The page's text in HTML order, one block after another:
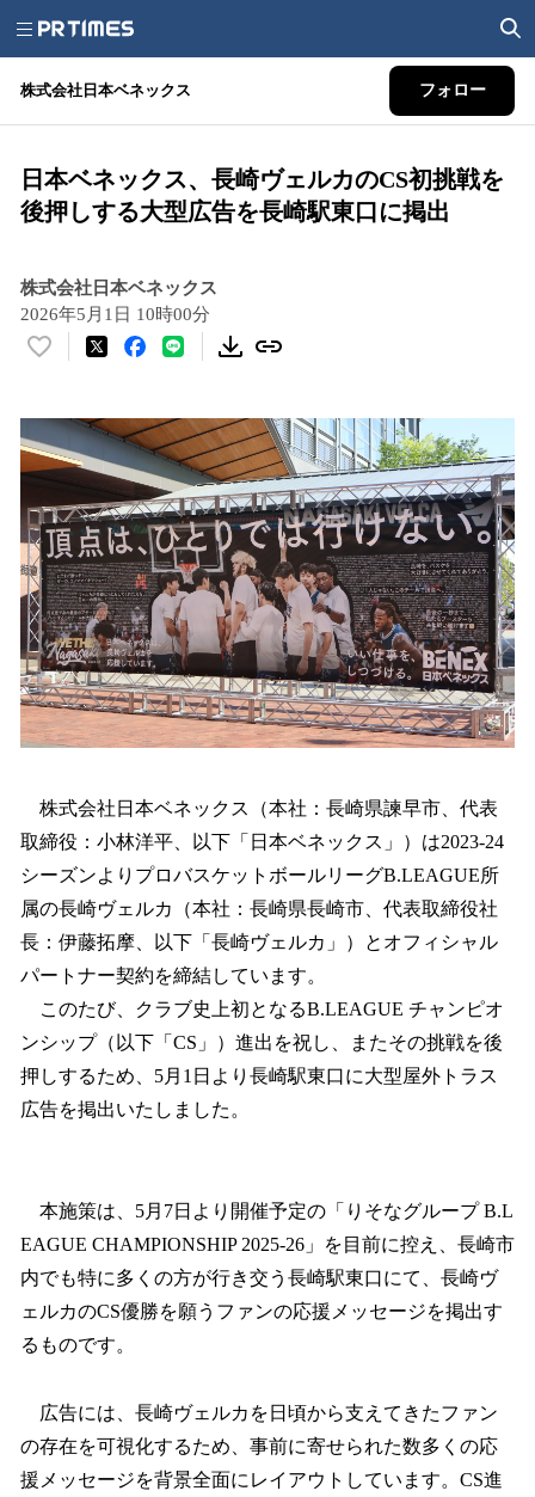
株式会社日本ベネックス フォロー
日本ベネックス、長崎ヴェルカのCS初挑戦を
後押しする大型広告を長崎駅東口に掲出
株式会社日本ベネックス
2026年5月1日 10時00分
い
！
数
読
み
込
み
中
で
す
株式会社日本ベネックス（本社：長崎県諫早市、代表
取締役：小林洋平、以下「日本ベネックス」）は2023-24
シーズンよりプロバスケットボールリーグB.LEAGUE所
属の長崎ヴェルカ（本社：⻑崎県長崎市、代表取締役社
⻑：伊藤拓摩、以下「長崎ヴェルカ」）とオフィシャル
パートナー契約を締結しています。
このたび、クラブ史上初となるB.LEAGUE チャンピオ
ンシップ（以下「CS」）進出を祝し、またその挑戦を後
押しするため、5月1日より長崎駅東口に大型屋外トラス
広告を掲出いたしました。
本施策は、5月7日より開催予定の「りそなグループ B.L
EAGUE CHAMPIONSHIP 2025-26」を目前に控え、長崎市
内でも特に多くの方が行き交う長崎駅東口にて、長崎ヴ
ェルカのCS優勝を願うファンの応援メッセージを掲出す
るものです。
広告には、長崎ヴェルカを日頃から支えてきたファン
の存在を可視化するため、事前に寄せられた数多くの応
援メッセージを背景全面にレイアウトしています。CS進